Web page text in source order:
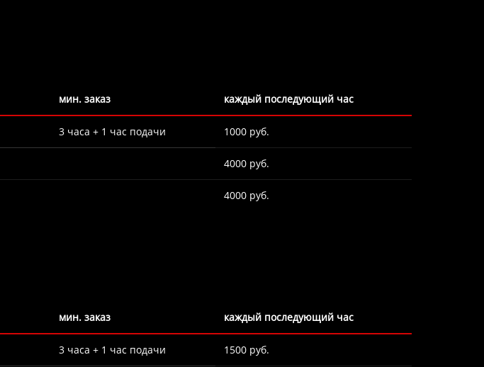
мин. заказ каждый последующий час
3 часа + 1 час подачи 1000 руб.
4000 руб.
4000 руб.
мин. заказ каждый последующий час
3 часа + 1 час подачи 1500 руб.